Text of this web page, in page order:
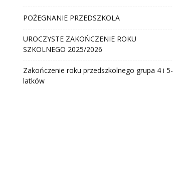
POŻEGNANIE PRZEDSZKOLA
UROCZYSTE ZAKOŃCZENIE ROKU
SZKOLNEGO 2025/2026
Zakończenie roku przedszkolnego grupa 4 i 5-
latków